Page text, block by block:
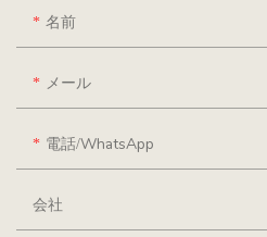
名前
メール
電話/WhatsApp
会社